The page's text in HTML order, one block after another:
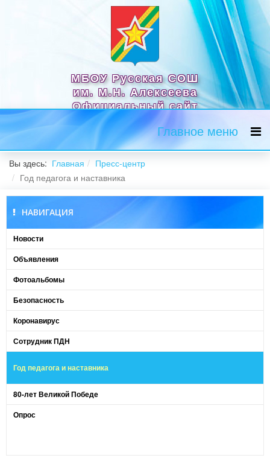
МБОУ Русская СОШ
им. М.Н. Алексеева
Официальный сайт
Главное меню
Вы здесь: Главная
Пресс-центр
Год педагога и наставника
НАВИГАЦИЯ
Новости
Объявления
Фотоальбомы
Безопасность
Коронавирус
Сотрудник ПДН
Год педагога и наставника
80-лет Великой Победе
Опрос